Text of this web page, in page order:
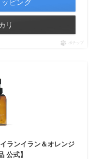
ピング
リ
ポチップ
ランイラン＆オレンジ
公式】